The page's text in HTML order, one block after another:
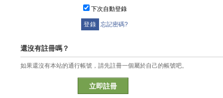
下次自動登錄
忘記密碼?
還沒有註冊嗎？
如果還沒有本站的通行帳號，請先註冊一個屬於自己的帳號吧。
立即註冊